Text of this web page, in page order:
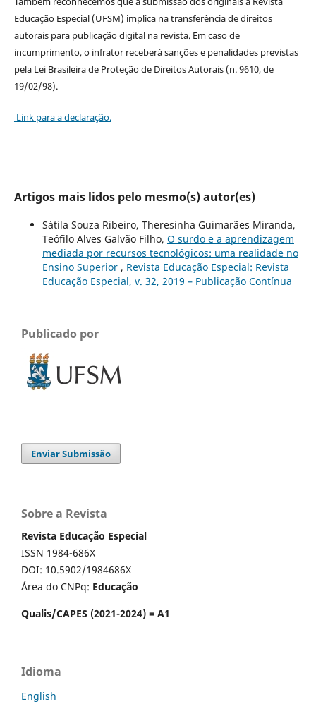
Educação Especial (UFSM) implica na transferência de direitos
autorais para publicação digital na revista. Em caso de
incumprimento, o infrator receberá sanções e penalidades previstas
pela Lei Brasileira de Proteção de Direitos Autorais (n. 9610, de
19/02/98).
Link para a declaração.
Artigos mais lidos pelo mesmo(s) autor(es)
Sátila Souza Ribeiro, Theresinha Guimarães Miranda,
Teófilo Alves Galvão Filho, O surdo e a aprendizagem
mediada por recursos tecnológicos: uma realidade no
Ensino Superior , Revista Educação Especial: Revista
Educação Especial, v. 32, 2019 – Publicação Contínua
Publicado por
Enviar Submissão
Sobre a Revista
Revista Educação Especial
ISSN 1984-686X
DOI: 10.5902/1984686X
Área do CNPq: Educação
Qualis/CAPES (2021-2024) = A1
Idioma
English